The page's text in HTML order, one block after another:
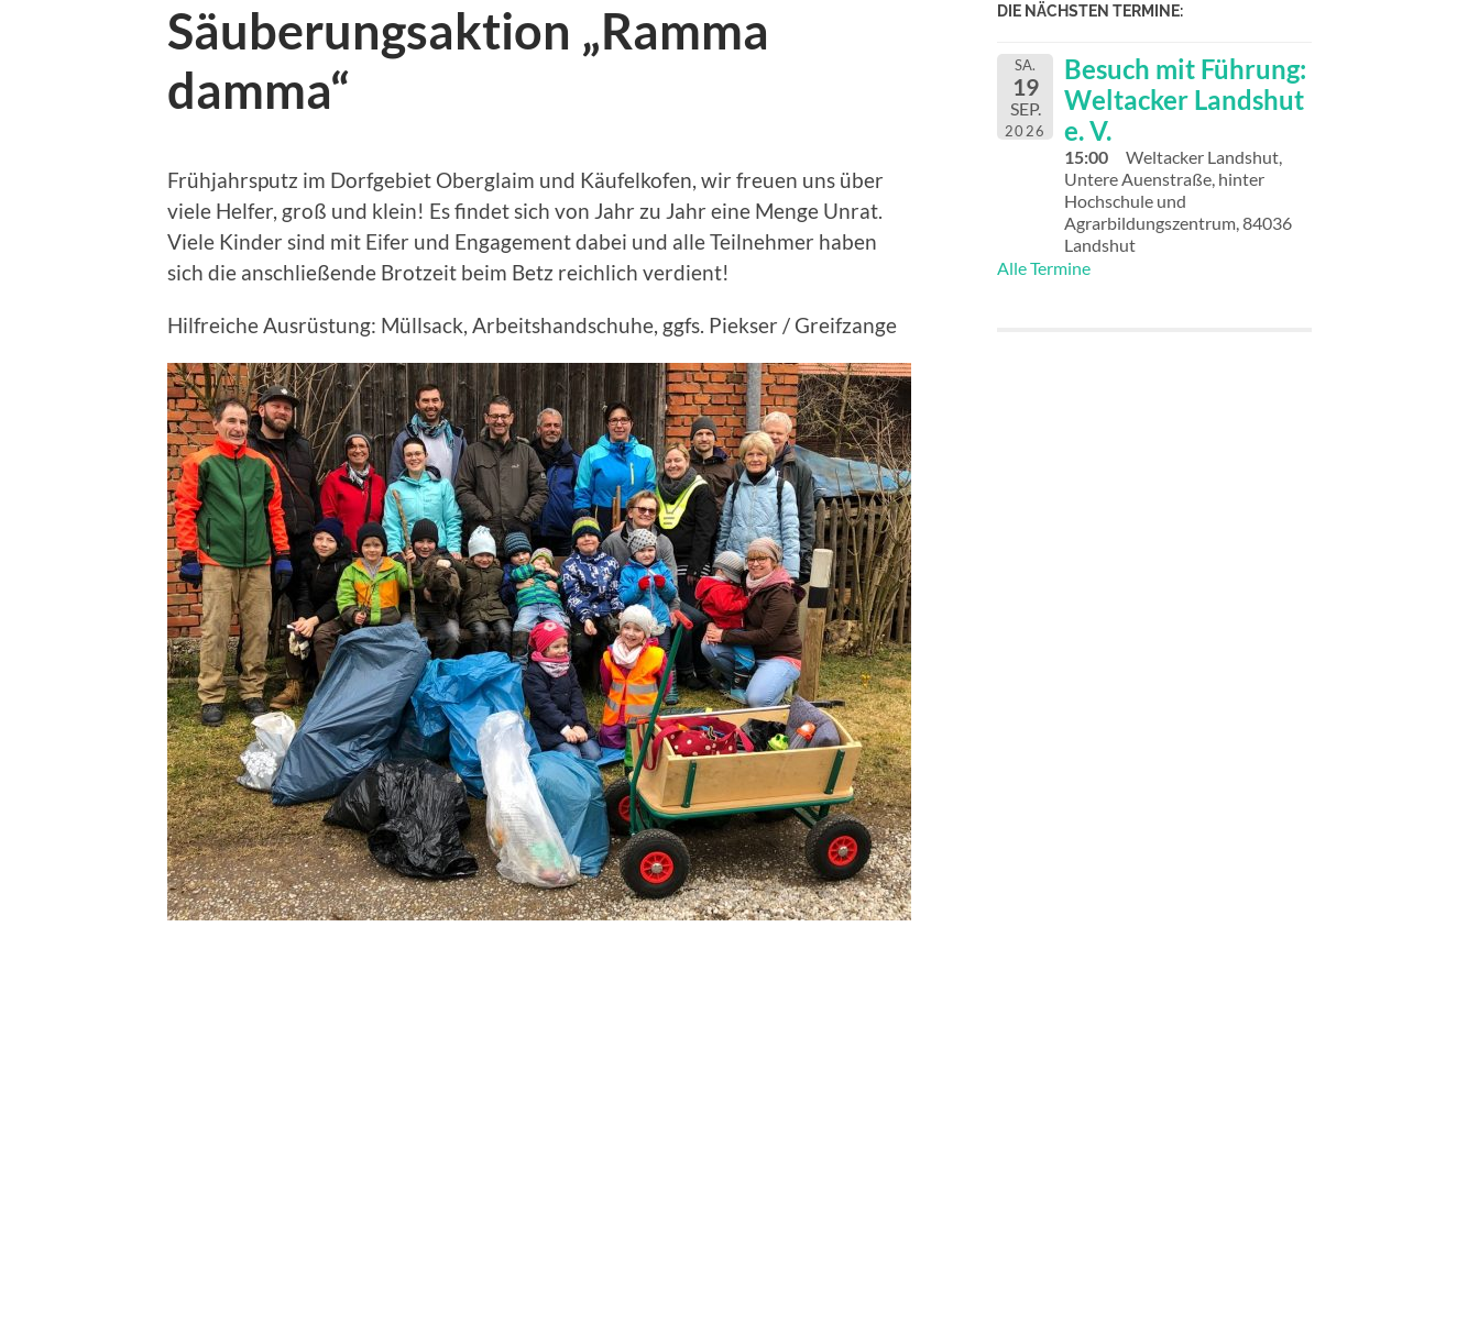
Säuberungsaktion „Ramma
damma“
Frühjahrsputz im Dorfgebiet Oberglaim und Käufelkofen, wir freuen uns über
viele Helfer, groß und klein! Es findet sich von Jahr zu Jahr eine Menge Unrat.
Viele Kinder sind mit Eifer und Engagement dabei und alle Teilnehmer haben
sich die anschließende Brotzeit beim Betz reichlich verdient!
Hilfreiche Ausrüstung: Müllsack, Arbeitshandschuhe, ggfs. Piekser / Greifzange
DIE NÄCHSTEN TERMINE:
SA.
19
SEP.
2026
Besuch mit Führung:
Weltacker Landshut
e. V.
15:00
Weltacker Landshut,
Untere Auenstraße, hinter
Hochschule und
Agrarbildungszentrum, 84036
Landshut
Alle Termine